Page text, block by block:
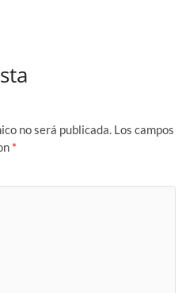
no será publicada. Los campos
*